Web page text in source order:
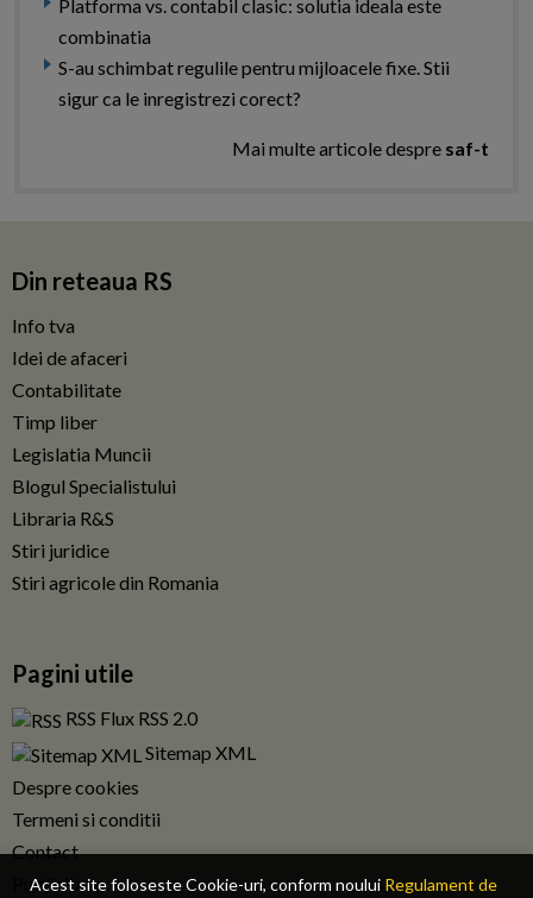
Acest site foloseste Cookie-uri, conform noului Regulament de
Platforma vs. contabil clasic: solutia ideala este
combinatia
S-au schimbat regulile pentru mijloacele fixe. Stii
sigur ca le inregistrezi corect?
Mai multe articole despre saf-t
Din reteaua RS
Info tva
Idei de afaceri
Contabilitate
Timp liber
Legislatia Muncii
Blogul Specialistului
Libraria R&S
Stiri juridice
Stiri agricole din Romania
Pagini utile
RSS Flux RSS 2.0
Sitemap XML
Despre cookies
Termeni si conditii
Contact
Publicitate